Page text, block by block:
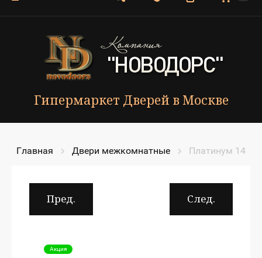
Гипермаркет Дверей в Москве
Главная Двери межкомнатные Платинум 14
Пред. След.
Акция